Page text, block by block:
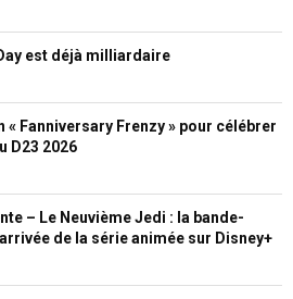
est déjà milliardaire
« Fanniversary Frenzy » pour célébrer
D23 2026
– Le Neuvième Jedi : la bande-
de la série animée sur Disney+